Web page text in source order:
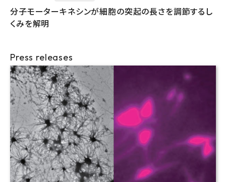
分子モーターキネシンが細胞の突起の長さを調節するし
くみを解明
Press releases